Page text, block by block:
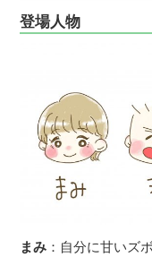
登場人物
まみ ：自分に甘いズ